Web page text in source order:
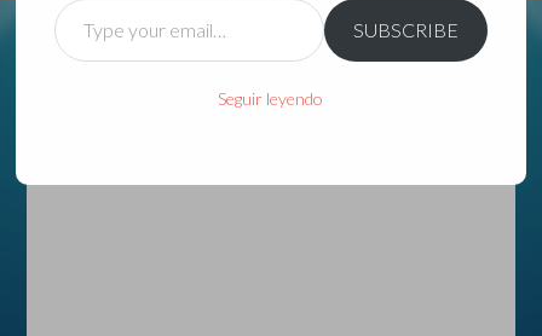
Type
your
SUBSCRIBE
Seguir leyendo